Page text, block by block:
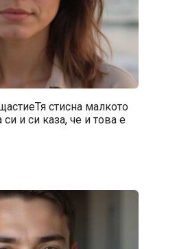
стисна малкото
си и си каза, че и това е